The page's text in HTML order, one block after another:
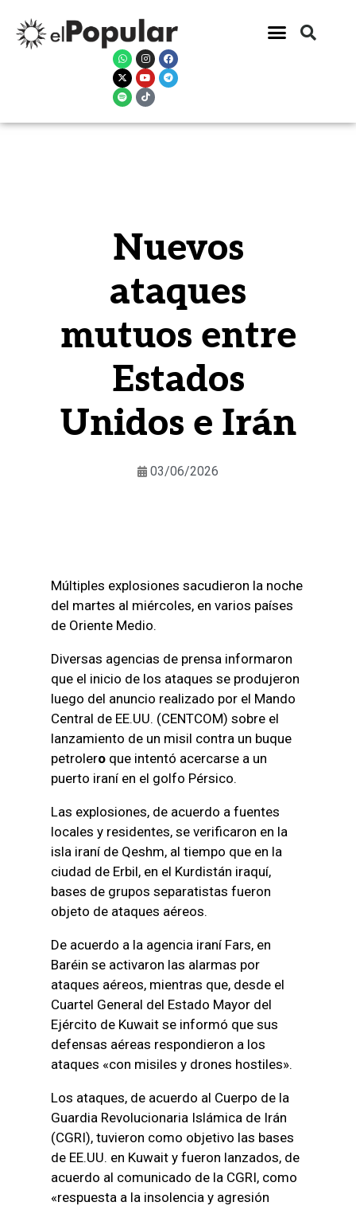
Nuevos
ataques
mutuos entre
Estados
Unidos e Irán
03/06/2026
Múltiples explosiones sacudieron la noche
del martes al miércoles, en varios países
de Oriente Medio.
Diversas agencias de prensa informaron
que el inicio de los ataques se produjeron
luego del anuncio realizado por el Mando
Central de EE.UU. (CENTCOM) sobre el
lanzamiento de un misil contra un buque
petroleroque intentó acercarse a un
puerto iraní en el golfo Pérsico.
Las explosiones, de acuerdo a fuentes
locales y residentes, se verificaron en la
isla iraní de Qeshm, al tiempo que en la
ciudad de Erbil, en el Kurdistán iraquí,
bases de grupos separatistas fueron
objeto de ataques aéreos.
De acuerdo a la agencia iraní Fars, en
Baréin se activaron las alarmas por
ataques aéreos, mientras que, desde el
Cuartel General del Estado Mayor del
Ejército de Kuwait se informó que sus
defensas aéreas respondieron a los
ataques «con misiles y drones hostiles».
Los ataques, de acuerdo al Cuerpo de la
Guardia Revolucionaria Islámica de Irán
(CGRI), tuvieron como objetivo las bases
de EE.UU. en Kuwait y fueron lanzados, de
acuerdo al comunicado de la CGRI, como
«respuesta a la insolencia y agresión